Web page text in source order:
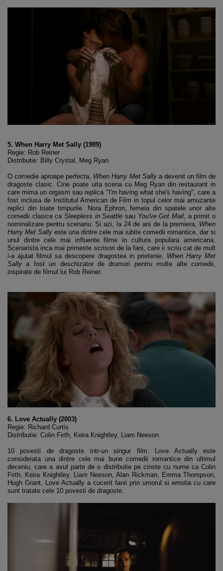
5. When Harry Met Sally (1989)
Regie: Rob Reiner
Distributie: Billy Crystal, Meg Ryan
O comedie aproape perfecta, When Harry Met Sallya devenit un film de
dragoste clasic. Cine poate uita scena cu Meg Ryan din restaurant in
care mima un orgasm sau replica "I'm having what she's having", care a
fost inclusa de Institutul American de Film in topul celor mai amuzante
replici din toate timpurile. Nora Ephron, femeia din spatele unor alte
comedii clasice ca Sleepless in Seattle sau You've Got Mail , a primit o
nominalizare pentru scenariu. Si azi, la 24 de ani de la premiera, When
Harry Met Sally este una dintre cele mai iubite comedii romantice, dar si
unul dintre cele mai influente filme in cultura populara americana.
Scenarista inca mai primeste scrisori de la fani, care ii scriu cat de mult
i-a ajutat filmul sa descopere dragostea in prietenie. When Harry Met
Sally a fost un deschizator de drumuri pentru multe alte comedii,
inspirate de filmul lui Rob Reiner.
6. Love Actually (2003)
Regie: Richard Curtis
Distributie: Colin Firth, Keira Knightley, Liam Neeson
10 povesti de dragoste intr-un singur film. Love Actually este
considerata una dintre cele mai bune comedii romantice din ultimul
deceniu, care a avut parte de o distributie pe cinste cu nume ca Colin
Firth, Keira Knightley, Liam Neeson, Alan Rickman, Emma Thompson,
Hugh Grant. Love Actually a cucerit fanii prin umorul si emotia cu care
sunt tratate cele 10 povesti de dragoste.